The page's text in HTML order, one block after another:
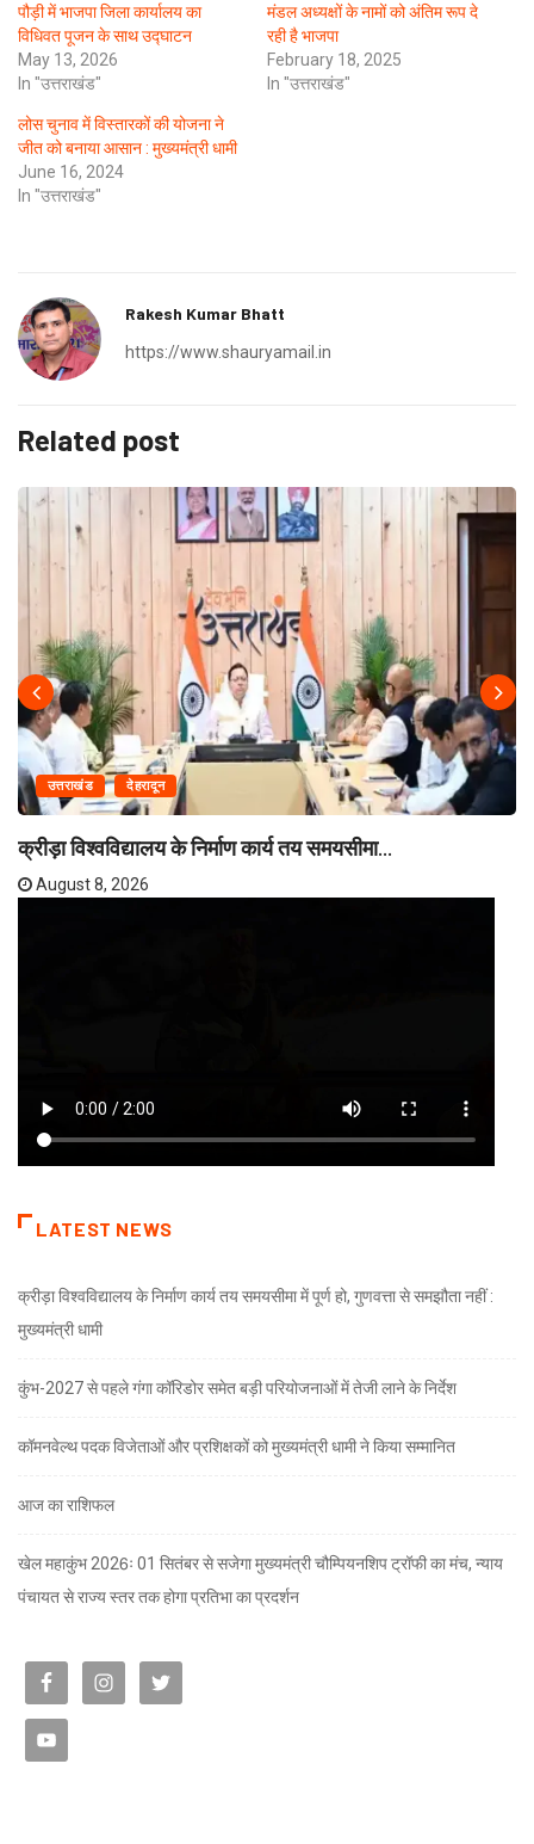
पौड़ी में भाजपा जिला कार्यालय का
विधिवत पूजन के साथ उद्घाटन
May 13, 2026
In "उत्तराखंड"
मंडल अध्यक्षों के नामों को अंतिम रूप दे
रही है भाजपा
February 18, 2025
In "उत्तराखंड"
लोस चुनाव में विस्तारकों की योजना ने
जीत को बनाया आसान : मुख्यमंत्री धामी
June 16, 2024
In "उत्तराखंड"
Rakesh Kumar Bhatt
https://www.shauryamail.in
Related post
उत्तराखंड देहरादून
क्रीड़ा विश्वविद्यालय के निर्माण कार्य तय समयसीमा...
August 8, 2026
LATEST NEWS
क्रीड़ा विश्वविद्यालय के निर्माण कार्य तय समयसीमा में पूर्ण हो, गुणवत्ता से समझौता नहीं :
मुख्यमंत्री धामी
कुंभ-2027 से पहले गंगा कॉरिडोर समेत बड़ी परियोजनाओं में तेजी लाने के निर्देश
कॉमनवेल्थ पदक विजेताओं और प्रशिक्षकों को मुख्यमंत्री धामी ने किया सम्मानित
आज का राशिफल
खेल महाकुंभ 2026ः 01 सितंबर से सजेगा मुख्यमंत्री चौम्पियनशिप ट्रॉफी का मंच, न्याय
पंचायत से राज्य स्तर तक होगा प्रतिभा का प्रदर्शन